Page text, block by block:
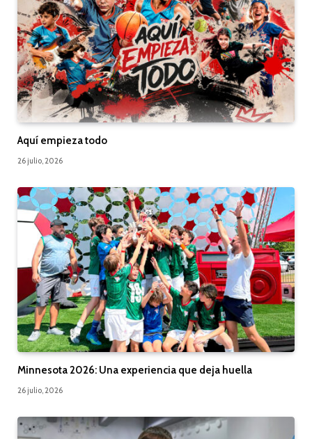
Aquí empieza todo
26 julio, 2026
Minnesota 2026: Una experiencia que deja huella
26 julio, 2026